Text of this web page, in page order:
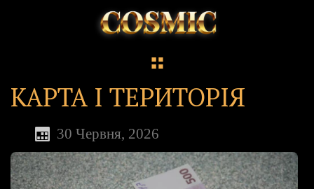
КАРТА І ТЕРИТОРІЯ
30 Червня, 2026